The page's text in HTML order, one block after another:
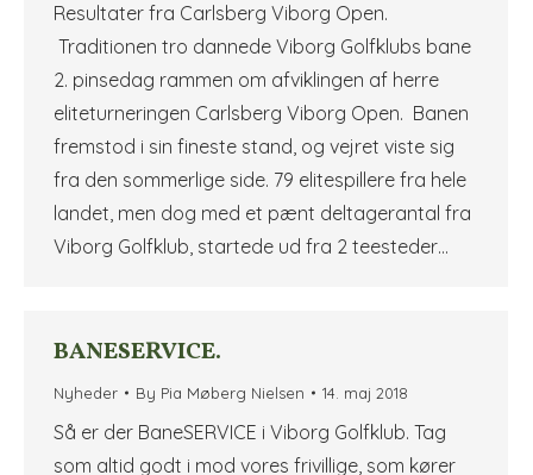
Resultater fra Carlsberg Viborg Open.
Traditionen tro dannede Viborg Golfklubs bane
2. pinsedag rammen om afviklingen af herre
eliteturneringen Carlsberg Viborg Open. Banen
fremstod i sin fineste stand, og vejret viste sig
fra den sommerlige side. 79 elitespillere fra hele
landet, men dog med et pænt deltagerantal fra
Viborg Golfklub, startede ud fra 2 teesteder…
BANESERVICE.
Nyheder By Pia Møberg Nielsen 14. maj 2018
Så er der BaneSERVICE i Viborg Golfklub. Tag
som altid godt i mod vores frivillige, som kører